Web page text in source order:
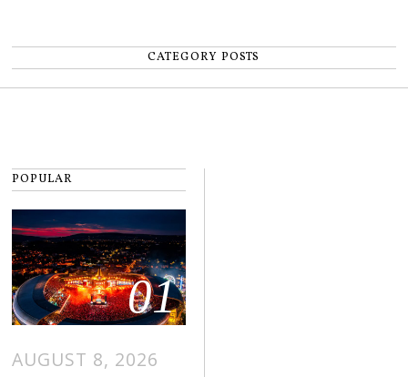
CATEGORY POSTS
POPULAR
01
AUGUST 8, 2026